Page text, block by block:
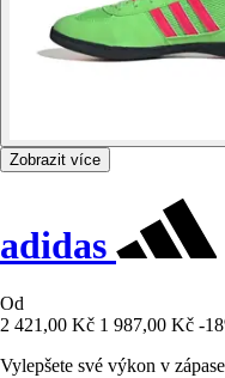
Zobrazit více
adidas
Od
2 421,00 Kč 1 987,00 Kč -
Vylepšete své výkon v